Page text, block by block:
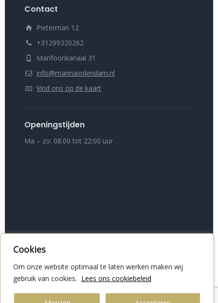
Cookies
Om onze website optimaal te laten werken maken wij
gebruik van cookies. Lees ons cookiebeleid
Contact
Pieterman 12
+31299320262
Marifoonkanaal 31
info@marinavolendam.nl
Vind ons op de kaart
Openingstijden
Ma – zo: 08:00 tot 22:00 uur
HISWA voorwaarden
Cookieverklaring
Privacyverklaring